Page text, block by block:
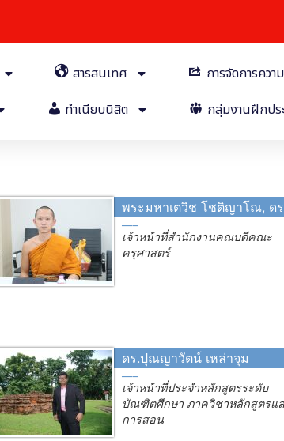
สารสนเทศ การจัดการควา
ทำเนียบนิสิต กลุ่มงานฝึกป
พระมหาเตวิช โชติญาโณ, ด
เจ้าหน้าที่สำนักงานคณบดีคณะ
ครุศาสตร์
ดร.ปุณญาวัตน์ เหล่าจุม
เจ้าหน้าที่ประจำหลักสูตรระดับ
บัณฑิตศึกษา ภาควิชาหลักสูตรแ
การสอน